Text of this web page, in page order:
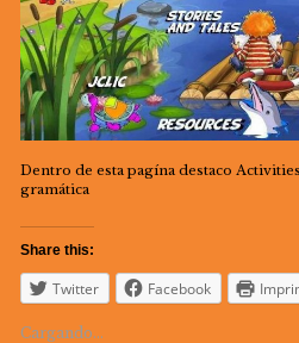
Dentro de esta pagína destaco
gramática
Share this:
Twitter Facebook
Cargando...